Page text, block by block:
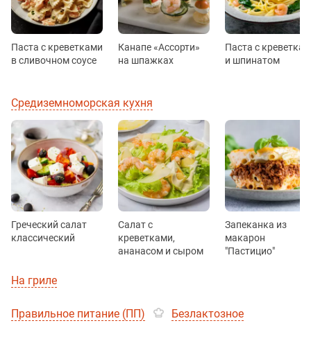
Паста с креветками
в сливочном соусе
Канапе «Ассорти»
на шпажках
Паста с
и шпинатом
Средиземноморская кухня
Греческий салат
классический
Салат с
креветками,
ананасом и сыром
Запеканка из
макарон
"Пастицио"
На гриле
Правильное питание (ПП) Безлактозное